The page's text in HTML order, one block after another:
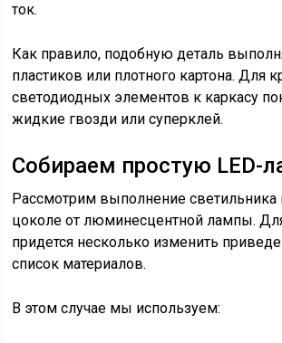
ток.
Как правило, подобную деталь
пластиков или плотного картона. Для
светодиодных элементов к каркасу
жидкие гвозди или суперклей.
Собираем простую LED-
Рассмотрим выполнение светильника
цоколе от люминесцентной лампы.
придется несколько изменить
список материалов.
В этом случае мы используем: